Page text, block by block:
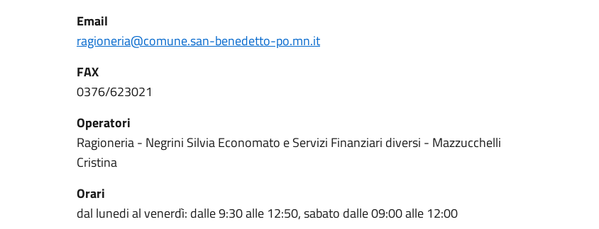
Email
ragioneria@comune.san-benedetto-po.mn.it
FAX
0376/623021
Operatori
Ragioneria - Negrini Silvia Economato e Servizi Finanziari diversi - Mazzucchelli
Cristina
Orari
dal lunedi al venerdì: dalle 9:30 alle 12:50, sabato dalle 09:00 alle 12:00